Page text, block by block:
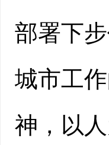
部署下
城市工
神，以